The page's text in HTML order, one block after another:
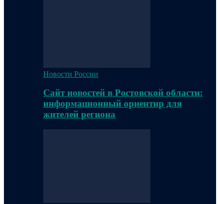
Новости России
Сайт новостей в Ростовской области:
информационный ориентир для
жителей региона